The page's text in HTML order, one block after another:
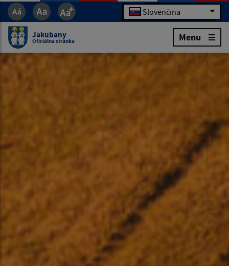
Slovenčina
Jakubany
Oficiálna stránka Menu